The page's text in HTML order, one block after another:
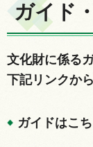
ガイド
文化財に係る
下記リンクか
ガイドはこ